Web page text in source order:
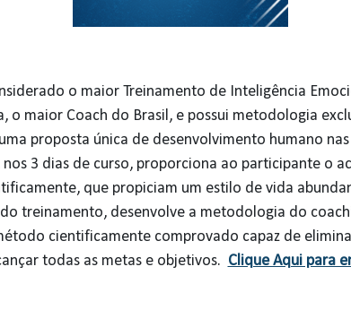
o maior Treinamento de Inteligência
o maior Coach do Brasil, e possui metodologia
proposta única de desenvolvimento humano
3 dias de curso, proporciona ao participante o
que propiciam um estilo de vida
treinamento, desenvolve a metodologia do
cientificamente comprovado capaz de
todas as metas e objetivos. Clique Aqui para